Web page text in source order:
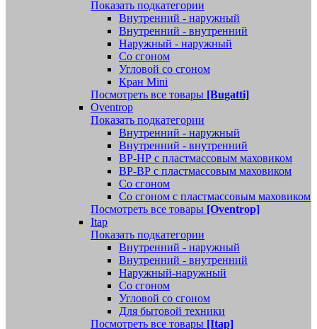
Показать подкатегории
Внутренний - наружный
Внутренний - внутренний
Наружный - наружный
Со сгоном
Угловой со сгоном
Кран Mini
Посмотреть все товары [Bugatti]
Oventrop
Показать подкатегории
Внутренний - наружный
Внутренний - внутренний
ВР-НР с пластмассовым маховиком
ВР-ВР с пластмассовым маховиком
Со сгоном
Со сгоном с пластмассовым маховиком
Посмотреть все товары [Oventrop]
Itap
Показать подкатегории
Внутренний - наружный
Внутренний - внутренний
Наружный-наружный
Со сгоном
Угловой со сгоном
Для бытовой техники
Посмотреть все товары [Itap]